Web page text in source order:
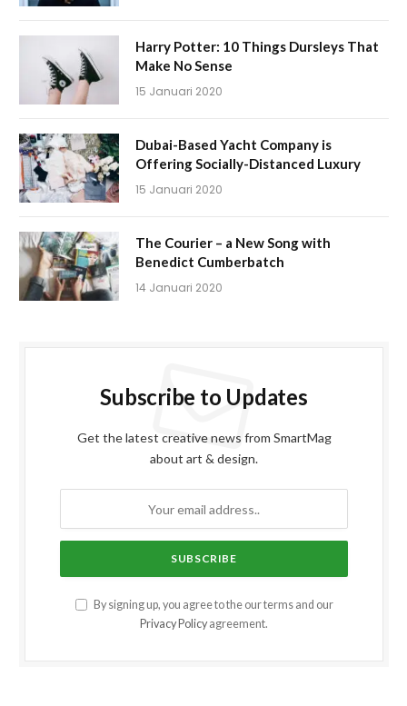
Harry Potter: 10 Things Dursleys That
Make No Sense
15 Januari 2020
Dubai-Based Yacht Company is
Offering Socially-Distanced Luxury
15 Januari 2020
The Courier – a New Song with
Benedict Cumberbatch
14 Januari 2020
Subscribe to Updates
Get the latest creative news from SmartMag
about art & design.
By signing up, you agree to the our terms and our
Privacy Policy agreement.